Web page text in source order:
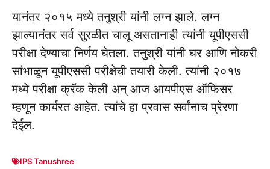
यानंतर २०१५ मध्ये तनुश्री यांनी लग्न झाले. लग्न
झाल्यानंतर सर्व सुरळीत चालू असतानाही त्यांनी यूपीएससी
परीक्षा देण्याचा निर्णय घेतला. तनुश्री यांनी घर आणि नोकरी
सांभाळून यूपीएससी परीक्षेची तयारी केली. त्यांनी २०१७
मध्ये परीक्षा क्रॅक केली अन् आज आयपीएस ऑफिसर
म्हणून कार्यरत आहेत. त्यांचे हा प्रवास सर्वांनाच प्रेरणा
देईल.
IPS Tanushree